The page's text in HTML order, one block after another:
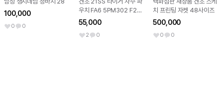
100,000
0 0
우치 FA6 5PM302 F20
클러치
55,000
2 0
치 프린팅 자켓 48사이즈
500,000
0 0